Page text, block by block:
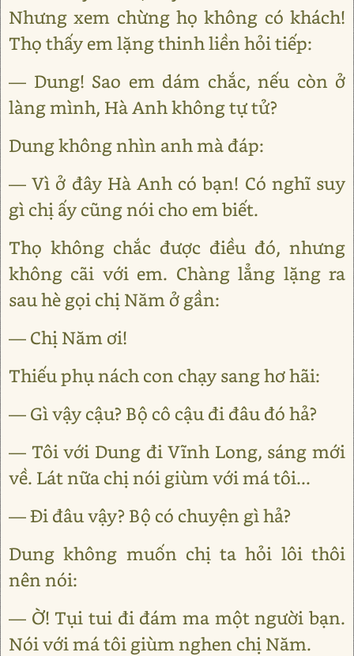
Nhưng xem chừng họ không có khách!
Thọ thấy em lặng thinh liền hỏi tiếp:
— Dung! Sao em dám chắc, nếu còn ở
làng mình, Hà Anh không tự tử?
Dung không nhìn anh mà đáp:
— Vì ở đây Hà Anh có bạn! Có nghĩ suy
gì chị ấy cũng nói cho em biết.
Thọ không chắc được điều đó, nhưng
không cãi với em. Chàng lẳng lặng ra
sau hè gọi chị Năm ở gần:
— Chị Năm ơi!
Thiếu phụ nách con chạy sang hơ hãi:
— Gì vậy cậu? Bộ cô cậu đi đâu đó hả?
— Tôi với Dung đi Vĩnh Long, sáng mới
về. Lát nữa chị nói giùm với má tôi...
— Đi đâu vậy? Bộ có chuyện gì hả?
Dung không muốn chị ta hỏi lôi thôi
nên nói:
— Ờ! Tụi tui đi đám ma một người bạn.
Nói với má tôi giùm nghen chị Năm.